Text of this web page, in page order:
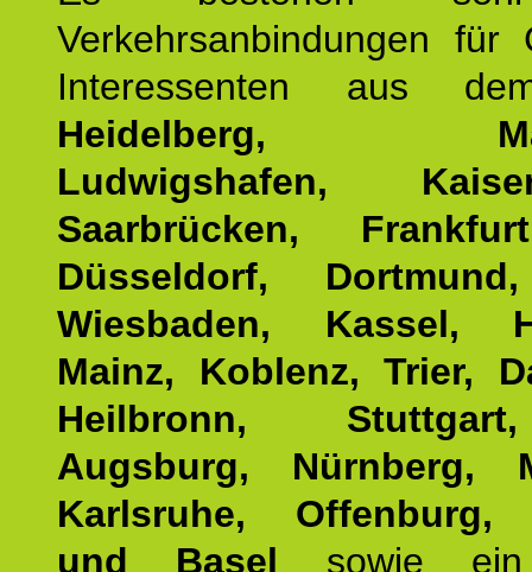
Verkehrsanbindungen für
Interessenten aus
Heidelberg,
Ludwigshafen,
Saarbrücken,
Düsseldorf,
Wiesbaden, Kassel,
Mainz, Koblenz, Trier,
Heilbronn,
Augsburg, Nürnberg,
Karlsruhe, Offenburg,
und Basel sowie ein